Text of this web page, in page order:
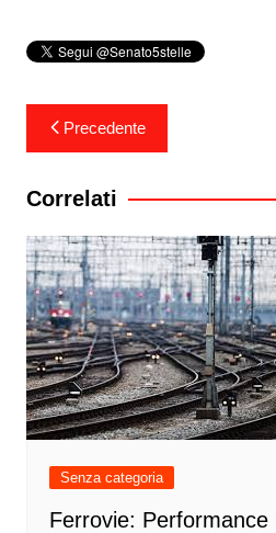
Navigazione
articoli
Precedente
Correlati
Senza categoria
Ferrovie: Performance